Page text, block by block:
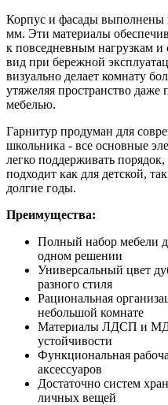
Корпус и фасады
мм. Эти материалы
к повседневным нагрузкам
вид при бережной
визуально делает комнату
утяжеляя пространство
мебелью.
Гарнитур продуман для
школьника - все основные
легко поддерживать
подходит как для детской,
долгие годы.
Преимущества:
Полный набор мебели
одном решении
Универсальный цвет
разного стиля
Рациональная
небольшой комнате
Материалы ЛДСП и
устойчивости
Функциональная
аксессуаров
Достаточно систем
личных вещей